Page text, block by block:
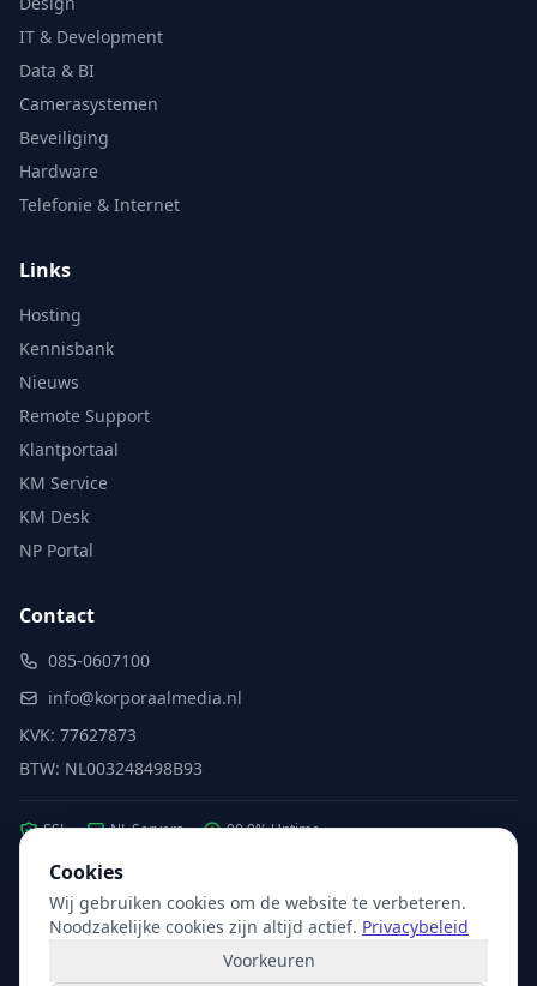
IT & Development
Data & BI
Camerasystemen
Beveiliging
Hardware
Telefonie & Internet
Links
Hosting
Kennisbank
Nieuws
Remote Support
Klantportaal
KM Service
KM Desk
NP Portal
Contact
085-0607100
info@korporaalmedia.nl
KVK: 77627873
BTW: NL003248498B93
SSL NL Servers 99.9% Uptime
Partner van: Microsoft·X2com Hikvision
Cookies
Wij gebruiken cookies om de website te verbeteren.
Noodzakelijke cookies zijn altijd actief. Privacybeleid
Voorkeuren